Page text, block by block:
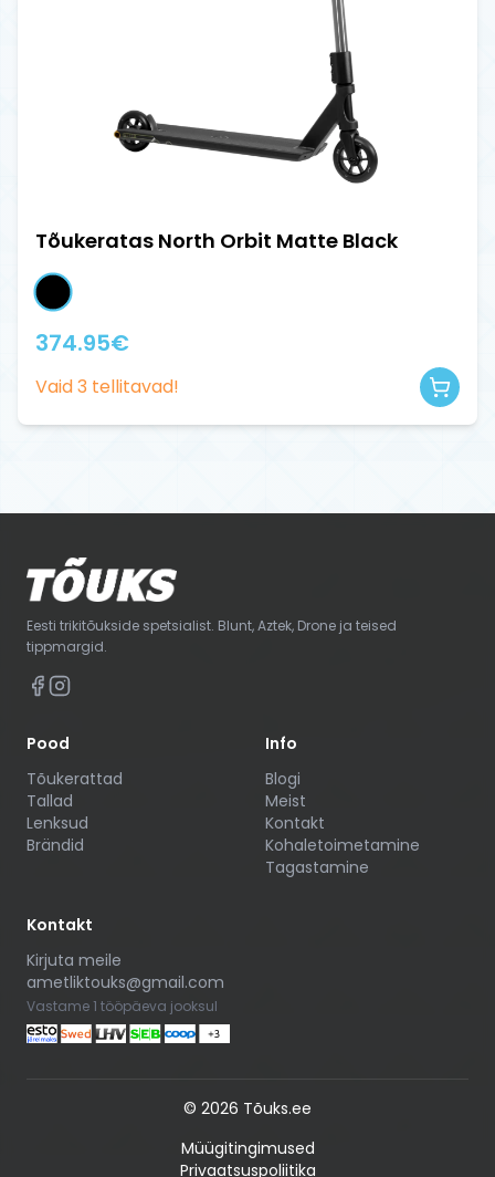
Tõukeratas North Orbit Matte Black
374.95€
Vaid3 tellitavad!
Eesti trikitõukside spetsialist. Blunt, Aztek, Drone ja teised
tippmargid.
Pood
Tõukerattad
Tallad
Lenksud
Brändid
Info
Blogi
Meist
Kontakt
Kohaletoimetamine
Tagastamine
Kontakt
Kirjuta meile
ametliktouks@gmail.com
Vastame 1 tööpäeva jooksul
© 2026 Tõuks.ee
Müügitingimused
Privaatsuspoliitika